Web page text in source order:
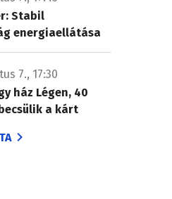
Stabil
energiaellátása
7., 17:30
ház Légen, 40
a kárt